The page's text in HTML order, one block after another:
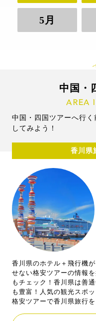
5月
中国・
AREA
中国・四国ツアーへ行
してみよう！
香川県
香川県のホテル＋飛行機
せない格安ツアーの情報
もチェック！香川県は善
も豊富！人気の観光スポ
格安ツアーで香川県旅行